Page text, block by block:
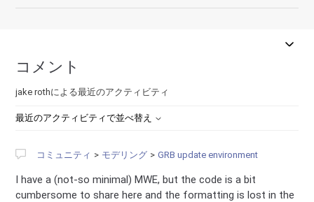
コメント
jake rothによる最近のアクティビティ
最近のアクティビティで並べ替え
コミュニティ モデリング GRB update environment
I have a (not-so minimal) MWE, but the code is a bit
cumbersome to share here and the formatting is lost in the